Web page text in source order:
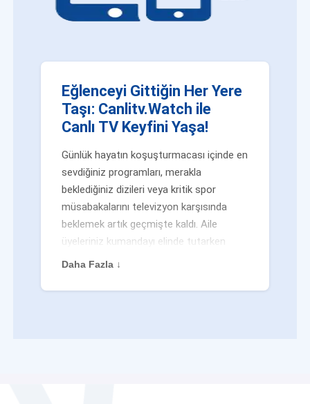
Eğlenceyi Gittiğin Her Yere
Taşı: Canlitv.Watch ile
Canlı TV Keyfini Yaşa!
Günlük hayatın koşuşturmacası içinde en
sevdiğiniz programları, merakla
beklediğiniz dizileri veya kritik spor
müsabakalarını televizyon karşısında
beklemek artık geçmişte kaldı. Aile
üyeleriniz kumandayı elinde tutarken
veya siz evden uzaktayken bile
değilsiniz. Geleneksel yayıncılığın
Daha Fazla ↓